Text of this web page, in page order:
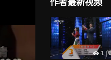
作者最新视频
1